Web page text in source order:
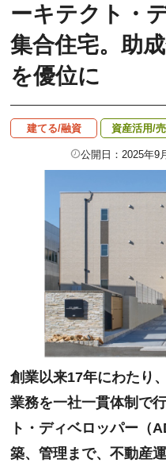
ーキテクト・
集合住宅。助
を優位に
建てる/融資 資産活用/
公開日：2025年9
創業以来17年にわたり
業務を一社一貫体制で
ト・ディベロッパー（
築、管理まで、不動産